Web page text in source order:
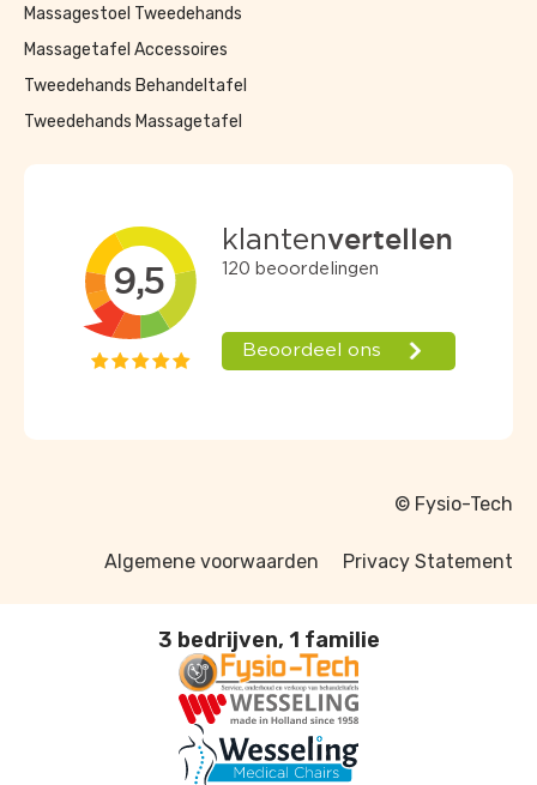
Massagestoel Tweedehands
Massagetafel Accessoires
Tweedehands Behandeltafel
Tweedehands Massagetafel
© Fysio-Tech
Algemene voorwaarden Privacy Statement
3 bedrijven, 1 familie